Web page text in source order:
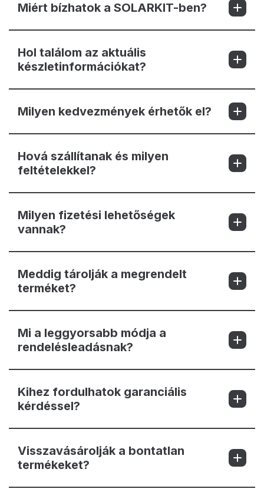
Miért bízhatok a SOLARKIT-ben?
Hol találom az aktuális
készletinformációkat?
Milyen kedvezmények érhetők el?
Hová szállítanak és milyen
feltételekkel?
Milyen fizetési lehetőségek
vannak?
Meddig tárolják a megrendelt
terméket?
Mi a leggyorsabb módja a
rendelésleadásnak?
Kihez fordulhatok garanciális
kérdéssel?
Visszavásárolják a bontatlan
termékeket?